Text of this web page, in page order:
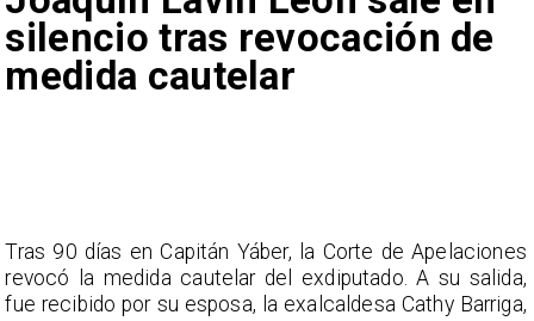
silencio tras revocación de
medida cautelar
Tras 90 días en Capitán Yáber, la Corte de Apelaciones
revocó la medida cautelar del exdiputado. A su salida,
fue recibido por su esposa, la exalcaldesa Cathy Barriga,